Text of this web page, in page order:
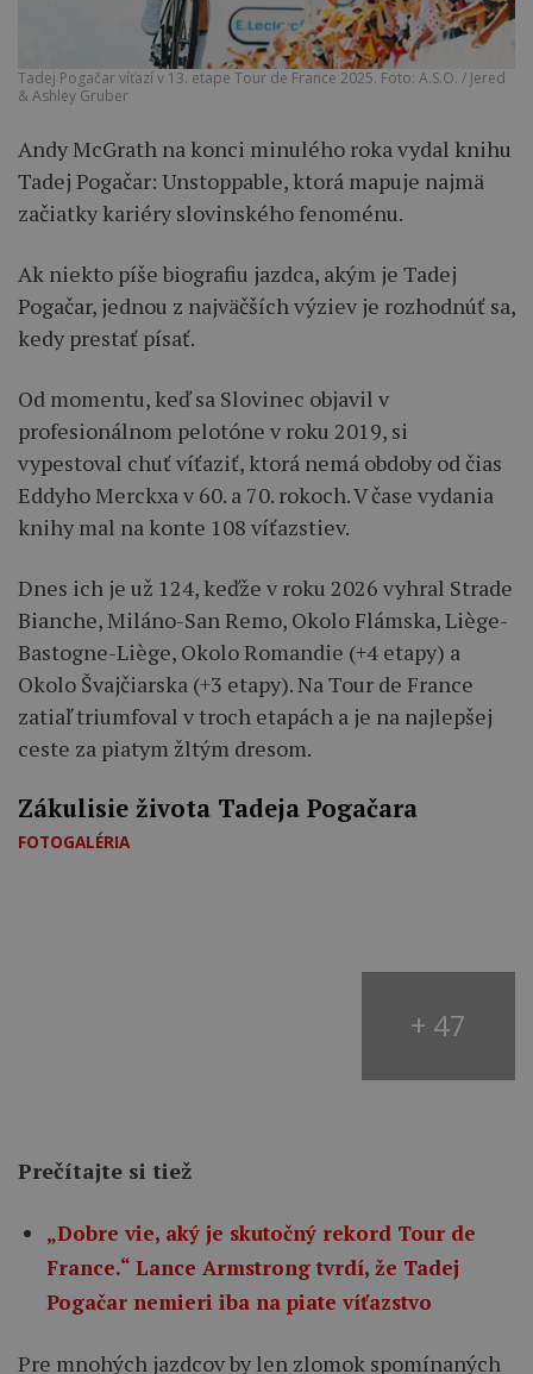
Tadej Pogačar víťazí v 13. etape Tour de France 2025. Foto: A.S.O. / Jered
& Ashley Gruber
Andy McGrath na konci minulého roka vydal knihu
Tadej Pogačar: Unstoppable, ktorá mapuje najmä
začiatky kariéry slovinského fenoménu.
Ak niekto píše biografiu jazdca, akým je Tadej
Pogačar, jednou z najväčších výziev je rozhodnúť sa,
kedy prestať písať.
Od momentu, keď sa Slovinec objavil v
profesionálnom pelotóne v roku 2019, si
vypestoval chuť víťaziť, ktorá nemá obdoby od čias
Eddyho Merckxa v 60. a 70. rokoch. V čase vydania
knihy mal na konte 108 víťazstiev.
Dnes ich je už 124, keďže v roku 2026 vyhral Strade
Bianche, Miláno-San Remo, Okolo Flámska, Liège-
Bastogne-Liège, Okolo Romandie (+4 etapy) a
Okolo Švajčiarska (+3 etapy). Na Tour de France
zatiaľ triumfoval v troch etapách a je na najlepšej
ceste za piatym žltým dresom.
Zákulisie života Tadeja Pogačara
FOTOGALÉRIA
+ 47
Prečítajte si tiež
„Dobre vie, aký je skutočný rekord Tour de
France.“ Lance Armstrong tvrdí, že Tadej
Pogačar nemieri iba na piate víťazstvo
Pre mnohých jazdcov by len zlomok spomínaných